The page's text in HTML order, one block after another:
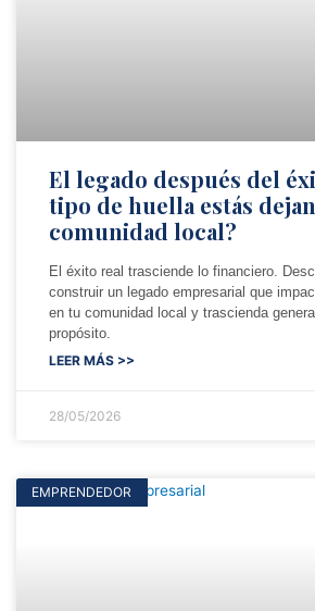
El legado después del
tipo de huella estás
comunidad local?
El éxito real trasciende lo financiero.
construir un legado empresarial que
en tu comunidad local y trascienda
propósito.
LEER MÁS >>
28/05/2026
EMPRENDEDOR